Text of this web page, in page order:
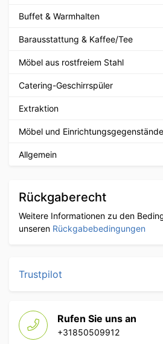
Buffet & Warmhalten
Barausstattung & Kaffee/Tee
Möbel aus rostfreiem Stahl
Catering-Geschirrspüler
Extraktion
Möbel und Einrichtungsgegenstände
Allgemein
Rückgaberecht
Weitere Informationen zu den
unseren Rückgabebedingungen
Trustpilot
Rufen Sie uns an
+31850509912